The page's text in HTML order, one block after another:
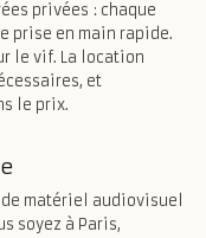
privées : chaque
prise en main rapide.
le vif. La location
et
le prix.
matériel audiovisuel
soyez à Paris,